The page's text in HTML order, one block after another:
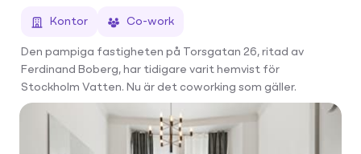
Kontor Co-work
Den pampiga fastigheten på Torsgatan 26, ritad av
Ferdinand Boberg, har tidigare varit hemvist för
Stockholm Vatten. Nu är det coworking som gäller.